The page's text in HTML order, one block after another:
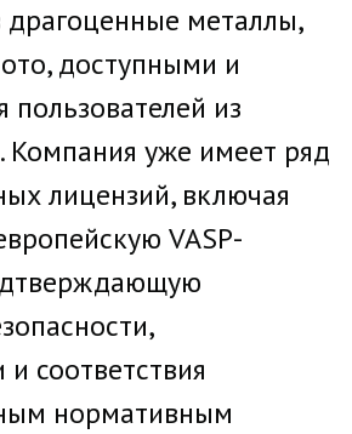
драгоценные металлы,
доступными и
из
Компания уже имеет ряд
лицензий, включая
VASP-
соответствия
нормативным